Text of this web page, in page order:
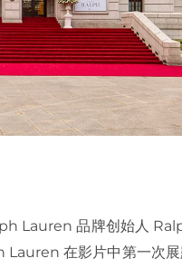
Lauren 品牌创始人
在影片中第一次